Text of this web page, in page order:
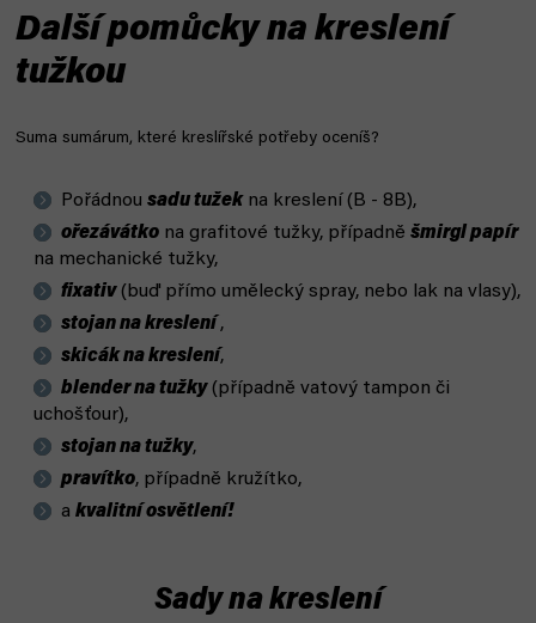
Další pomůcky na kreslení
tužkou
Suma sumárum, které kreslířské potřeby oceníš?
Pořádnou sadu tužek na kreslení (B - 8B),
ořezávátko na grafitové tužky, případně šmirgl papír
na mechanické tužky,
fixativ(buď přímo umělecký spray, nebo lak na vlasy),
stojan na kreslení,
skicák na kreslení,
blender na tužky(případně vatový tampon či
uchošťour),
stojan na tužky,
pravítko, případně kružítko,
a kvalitní osvětlení!
Sady na kreslení